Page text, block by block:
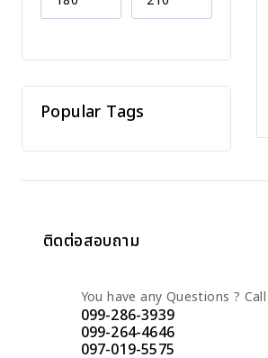
Popular Tags
ติดต่อสอบถาม
You have any Questions ?
099-286-3939
099-264-4646
097-019-5575